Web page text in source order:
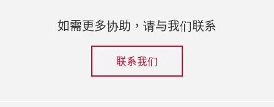
如需更多协助，请与我们联系
联系我们